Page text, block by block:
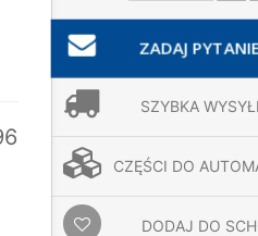
ZADAJ PYTANIE
SZYBKA
CZĘŚCI DO
DODAJ DO